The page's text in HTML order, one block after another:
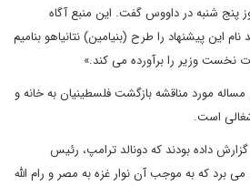
شنبه در داووس گفت. این منبع آگاه
این پیشنهاد را طرح (بنیامین) نتانیاهو بنامیم
نخست وزیر را برآورده می کند.»
مورد مناقشه بازگشت فلسطینیان به خانه و
است.
داده بودند که دونالد ترامپ، رئیس
برد که به موجب آن نوار غزه به مصر و رام الله